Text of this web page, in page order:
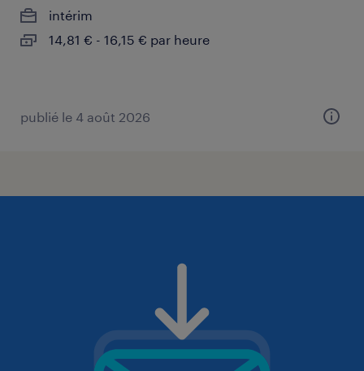
intérim
14,81 € - 16,15 € par heure
publié le 4 août 2026